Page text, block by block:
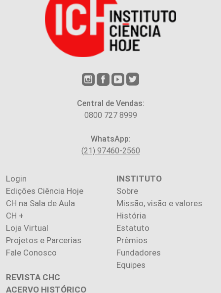
Central de Vendas:
0800 727 8999
WhatsApp:
(21) 97460-2560
Login
Edições Ciência Hoje
CH na Sala de Aula
CH +
Loja Virtual
Projetos e Parcerias
Fale Conosco
INSTITUTO
Sobre
Missão, visão e valores
História
Estatuto
Prêmios
Fundadores
Equipes
REVISTA CHC
ACERVO HISTÓRICO